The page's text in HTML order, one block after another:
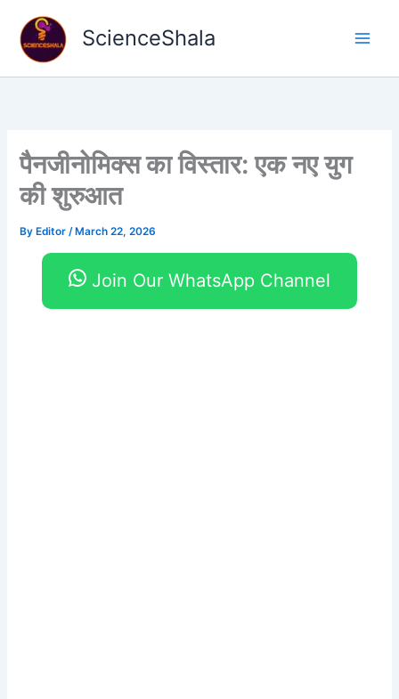
content
ScienceShala
पैनजीनोमिक्स का विस्तार: एक नए युग
की शुरुआत
By Editor/ March 22, 2026
Join Our WhatsApp Channel